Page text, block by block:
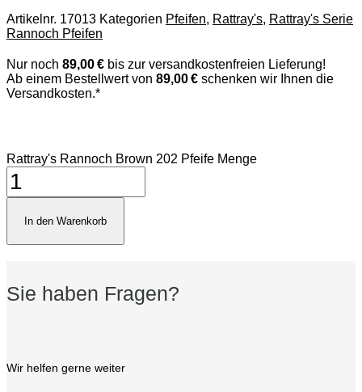
Artikelnr. 17013 Kategorien Pfeifen, Rattray's, Rattray's Serie
Rannoch Pfeifen
Nur noch 89,00 € bis zur versandkostenfreien Lieferung!
Ab einem Bestellwert von 89,00 € schenken wir Ihnen die
Versandkosten.*
Rattray's Rannoch Brown 202 Pfeife Menge
In den Warenkorb
Sie haben Fragen?
Wir helfen gerne weiter